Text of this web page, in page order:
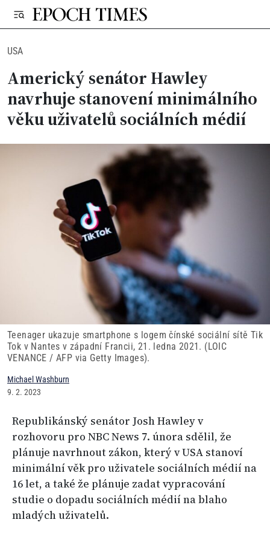
USA
Americký senátor Hawley
navrhuje stanovení minimálního
věku uživatelů sociálních médií
Teenager ukazuje smartphone s logem čínské sociální sítě Tik
Tok v Nantes v západní Francii, 21. ledna 2021. (LOIC
VENANCE / AFP via Getty Images).
Michael Washburn
9. 2. 2023
Republikánský senátor Josh Hawley v
rozhovoru pro NBC News 7. února sdělil, že
plánuje navrhnout zákon, který v USA stanoví
minimální věk pro uživatele sociálních médií na
16 let, a také že plánuje zadat vypracování
studie o dopadu sociálních médií na blaho
mladých uživatelů.